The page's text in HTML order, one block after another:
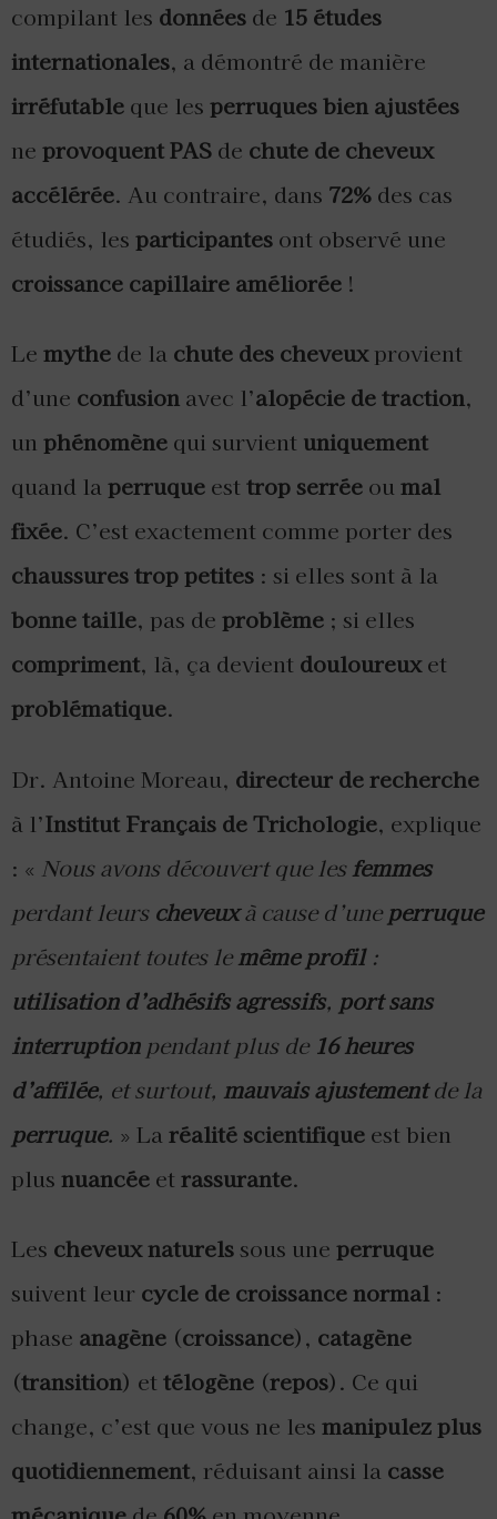
compilant les données de 15 études
internationales, a démontré de manière
irréfutable que les perruques bien ajustées
ne provoquent PAS de chute de cheveux
accélérée. Au contraire, dans 72% des cas
étudiés, les participantes ont observé une
croissance capillaire améliorée !
Le mythe de la chute des cheveuxprovient
d’une confusion avec l’alopécie de traction,
un phénomène qui survient uniquement
quand la perruque est trop serrée ou mal
fixée. C’est exactement comme porter des
chaussures trop petites : si elles sont à la
bonne taille, pas de problème ; si elles
compriment, là, ça devient douloureuxet
problématique.
Dr. Antoine Moreau, directeur de recherche
à l’Institut Français de Trichologie, explique
: « Nous avons découvert que les femmes
perdant leurs cheveuxà cause d’uneperruque
présentaient toutes lemême profil:
utilisation d’adhésifs agressifs, port sans
interruptionpendant plus de 16 heures
d’affilée, et surtout, mauvais ajustementde la
perruque. » La réalité scientifique est bien
plus nuancée et rassurante.
Les cheveux naturelssous une perruque
suivent leur cycle de croissance normal :
phase anagène (croissance), catagène
(transition) et télogène (repos). Ce qui
change, c’est que vous ne les manipulez plus
quotidiennement, réduisant ainsi la casse